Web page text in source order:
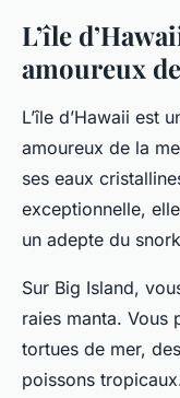
L’île
amoureux
L’île d’Hawaii est
amoureux de la
ses eaux
exceptionnelle,
un adepte du
Sur Big Island,
raies manta. Vous
tortues de mer,
poissons